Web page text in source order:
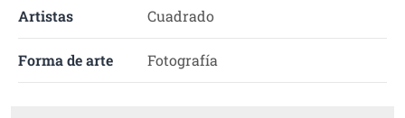
Artistas Cuadrado
Forma de arte Fotografía